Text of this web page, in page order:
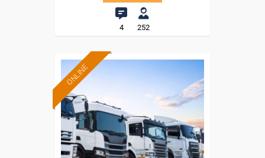
4 252
ONLINE
Formación 100%
subvencionada.
Para desempleados,
trabajadores y autónomos.